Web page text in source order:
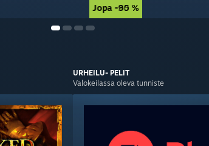
Jopa -90 %
Jopa -85 %
URHEILU- PELIT
Valokeilassa oleva tunniste